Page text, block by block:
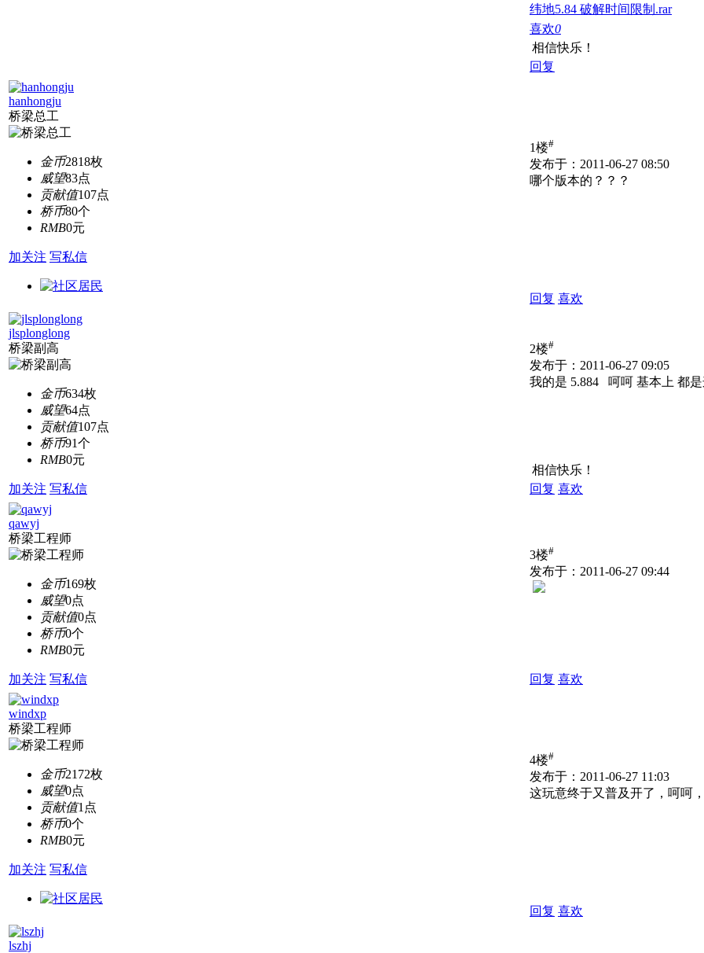
纬地5.84 破解时间限制.rar
喜欢0
相信快乐！
回复
hanhongju
桥梁总工
金币2818枚
威望83点
贡献值107点
桥币80个
RMB0元
加关注 写私信
1楼#
发布于：2011-06-27 08:50
哪个版本的？？？
回复 喜欢
jlsplonglong
桥梁副高
金币634枚
威望64点
贡献值107点
桥币91个
RMB0元
加关注 写私信
2楼#
发布于：2011-06-27 09:05
我的是 5.884 呵呵 基本上 都是
相信快乐！
回复 喜欢
qawyj
桥梁工程师
金币169枚
威望0点
贡献值0点
桥币0个
RMB0元
加关注 写私信
3楼#
发布于：2011-06-27 09:44
回复 喜欢
windxp
桥梁工程师
金币2172枚
威望0点
贡献值1点
桥币0个
RMB0元
加关注 写私信
4楼#
发布于：2011-06-27 11:03
这玩意终于又普及开了，呵呵
回复 喜欢
lszhj